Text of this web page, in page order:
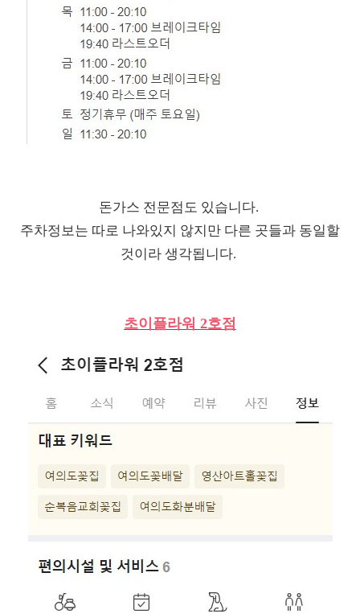
돈가스 전문점도 있습니다.
주차정보는 따로 나와있지 않지만 다른 곳들과 동일할
것이라 생각됩니다.
초이플라워 2호점